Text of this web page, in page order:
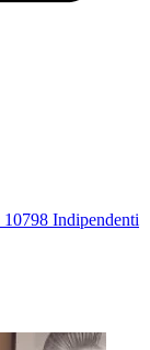
10798 Indipendenti